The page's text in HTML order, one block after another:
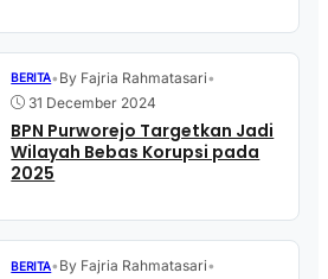
BERITA• By Fajria Rahmatasari•
31 December 2024
BPN Purworejo Targetkan Jadi
Wilayah Bebas Korupsi pada
2025
BERITA• By Fajria Rahmatasari•